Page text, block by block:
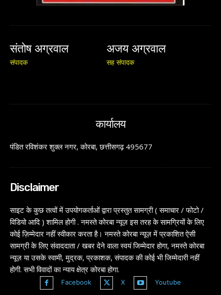
संतोष अग्रवाल
संपादक
अजय अग्रवाल
सह संपादक
कार्यालय
पंडित रविशंकर शुक्ल नगर, कोरबा, छत्तीसगढ़ 495677
Disclaimer
साइट के कुछ तत्वों में उपयोगकर्ताओं द्वारा प्रस्तुत सामग्री ( समाचार / फोटो /
विडियो आदि ) शामिल होगी . नमस्ते कोरबा न्यूज़ इस तरह के सामग्रियों के लिए
कोई ज़िम्मेदार नहीं स्वीकार करता है। नमस्ते कोरबा न्यूज़ में प्रकाशित ऐसी
सामग्री के लिए संवाददाता / खबर देने वाला स्वयं जिम्मेदार होगा, नमस्ते कोरबा
न्यूज़ या उसके स्वामी, मुद्रक, प्रकाशक, संपादक की कोई भी जिम्मेदारी नहीं
होगी. सभी विवादों का न्याय क्षेत्र कोरबा होगा.
Facebook X Youtube